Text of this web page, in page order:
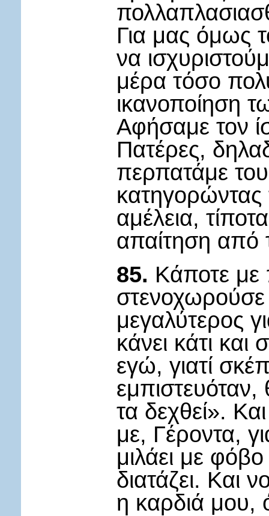
Για μας όμως
να
μέρα τόσο
ικανοποίηση
Αφήσαμε τον
Πατέρες,
περπατάμε
κατηγορώντας
αμέλεια,
απαίτηση από
85. Κάποτε με
στενοχωρούσε
μεγαλύτερος
κάνει κάτι και
εγώ, γιατί
τα δεχθεί».
με, Γέροντα,
μιλάει με
διατάζει. Και
η καρδιά μου,